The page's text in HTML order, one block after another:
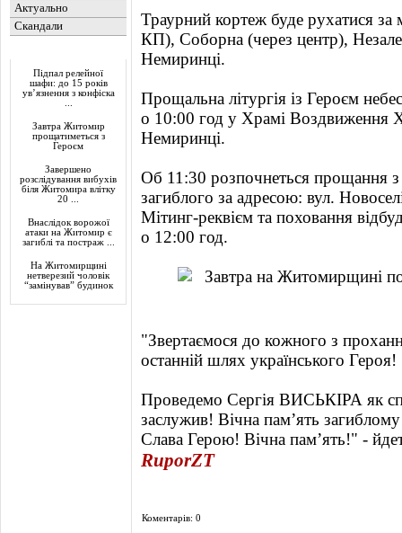
Актуально
Скандали
Підпал релейної
шафи: до 15 років
ув’язнення з конфіска
Завтра Житомир
прощатиметься з
Героєм
Завершено
розслідування вибухів
біля Житомира влітку
20 ...
Внаслідок ворожої
атаки на Житомир є
загиблі та постраж ...
На Житомирщині
нетверезий чоловік
“замінував” будинок
Траурний кортеж буде рухатися
КП), Соборна (через центр),
Немиринці.
Прощальна літургія із Героєм
о 10:00 год у Храмі Воздвиження
Немиринці.
Об 11:30 розпочнеться прощання
загиблого за адресою: вул.
Мітинг-реквієм та поховання
о 12:00 год.
"Звертаємося до кожного з
останній шлях українського Героя!
Проведемо Сергія ВИСЬКІРА як
заслужив! Вічна памʼять
Слава Герою! Вічна пам’ять!" -
RuporZT
Коментарів: 0